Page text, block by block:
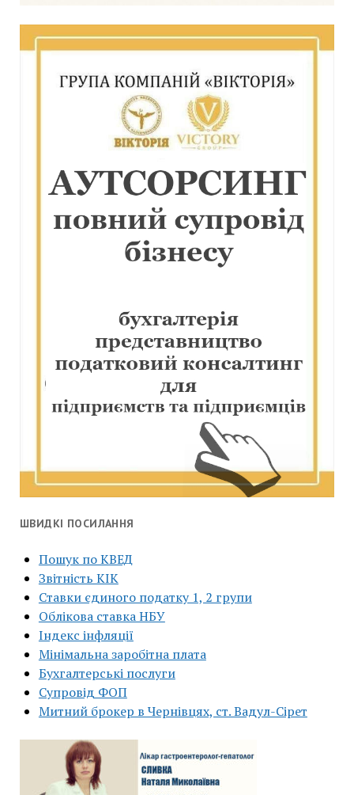
ШВИДКІ ПОСИЛАННЯ
Пошук по КВЕД
Звітність КІК
Ставки єдиного податку 1, 2 групи
Облікова ставка НБУ
Індекс інфляції
Мінімальна заробітна плата
Бухгалтерські послуги
Супровід ФОП
Митний брокер в Чернівцях, ст. Вадул-Сірет